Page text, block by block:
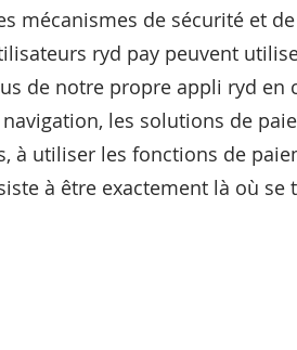
mécanismes de sécurité et
ryd pay peuvent
de notre propre appli ryd en
les solutions de
à utiliser les fonctions de
à être exactement là où